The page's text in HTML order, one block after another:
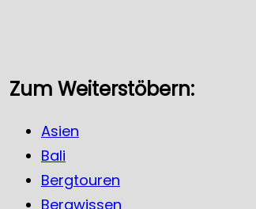
Zum Weiterstöbern:
Asien
Bali
Bergtouren
Bergwissen